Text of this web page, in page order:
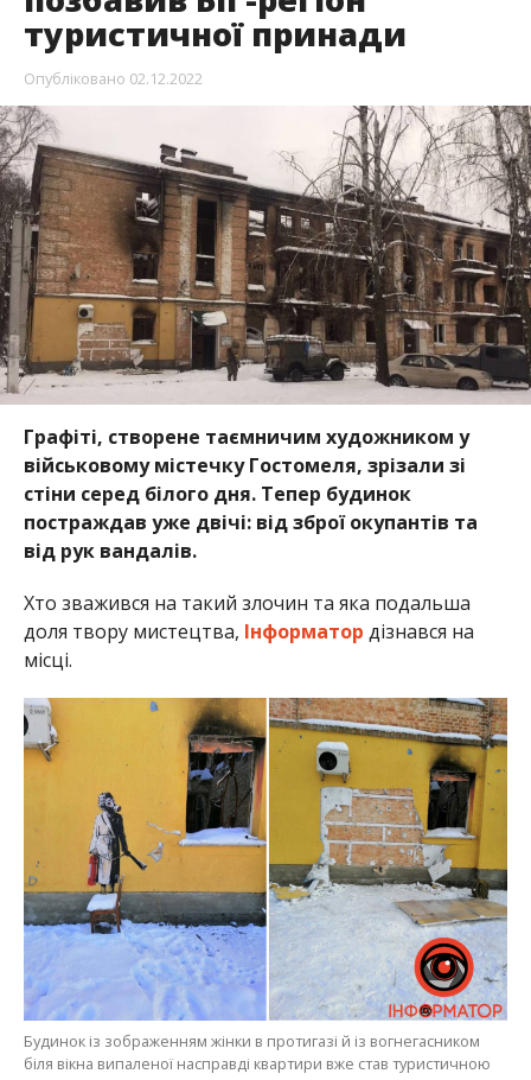
туристичної принади
Опубліковано 02.12.2022
Графіті, створене таємничим художником у
військовому містечку Гостомеля, зрізали зі
стіни серед білого дня. Тепер будинок
постраждав уже двічі: від зброї окупантів та
від рук вандалів.
Хто зважився на такий злочин та яка подальша
доля твору мистецтва, Інформатор дізнався на
місці.
Будинок із зображенням жінки в протигазі й із вогнегасником
біля вікна випаленої насправді квартири вже став туристичною